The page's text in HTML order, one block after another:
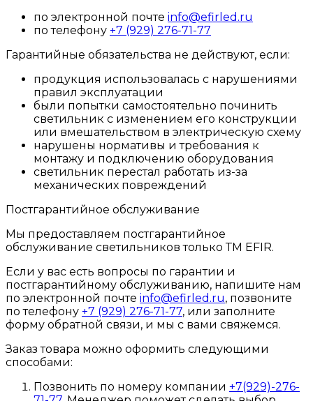
по электронной почте info@efirled.ru
по телефону +7 (929) 276-71-77
Гарантийные обязательства не действуют, если:
продукция использовалась с нарушениями
правил эксплуатации
были попытки самостоятельно починить
светильник с изменением его конструкции
или вмешательством в электрическую схему
нарушены нормативы и требования к
монтажу и подключению оборудования
светильник перестал работать из-за
механических повреждений
Постгарантийное обслуживание
Мы предоставляем постгарантийное
обслуживание светильников только ТМ EFIR.
Если у вас есть вопросы по гарантии и
постгарантийному обслуживанию, напишите нам
по электронной почте info@efirled.ru, позвоните
по телефону +7 (929) 276-71-77, или заполните
форму обратной связи, и мы с вами свяжемся.
Заказ товара можно оформить следующими
способами:
Позвонить по номеру компании +7(929)-276-